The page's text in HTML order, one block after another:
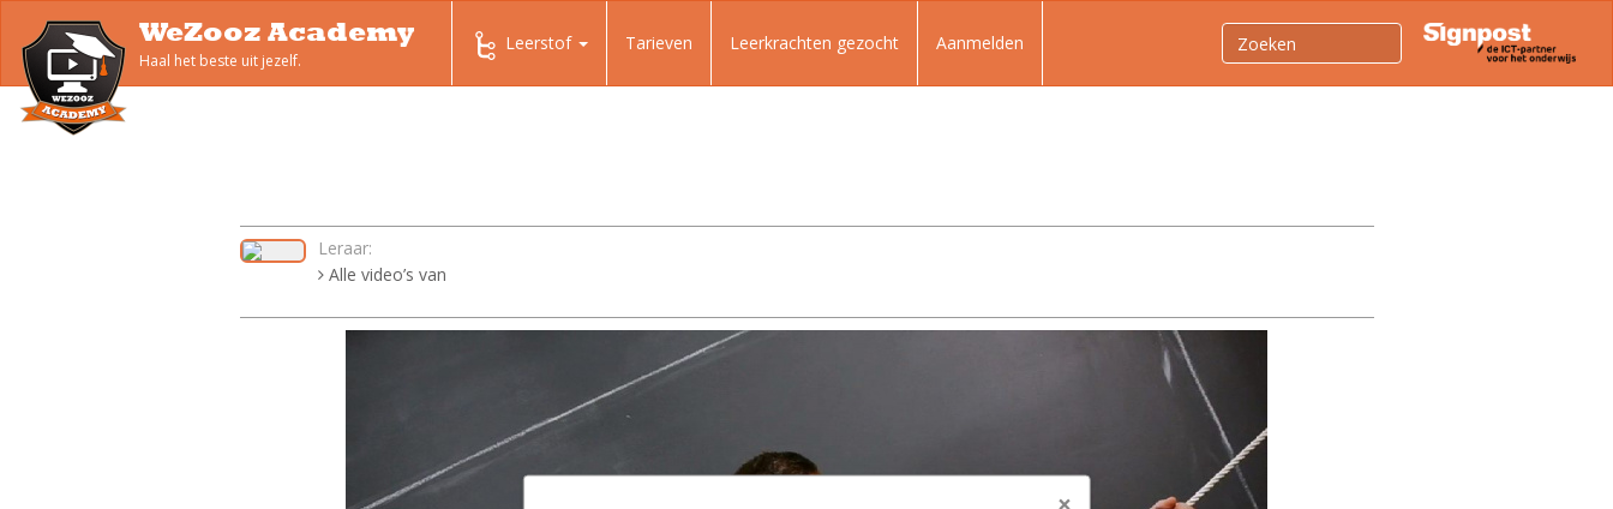
WeZooz Academy
Haal het beste uit jezelf.
Leerstof Tarieven Leerkrachten gezocht Aanmelden
Leraar:
Alle video’s van